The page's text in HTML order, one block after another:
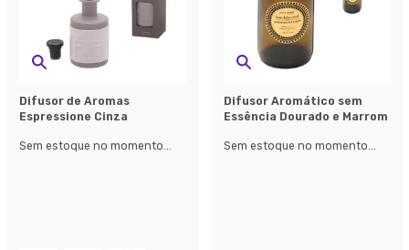
Difusor de Aromas
Espressione Cinza
Sem estoque no momento...
Difusor Aromático sem
Essência Dourado e Marrom
Sem estoque no momento...